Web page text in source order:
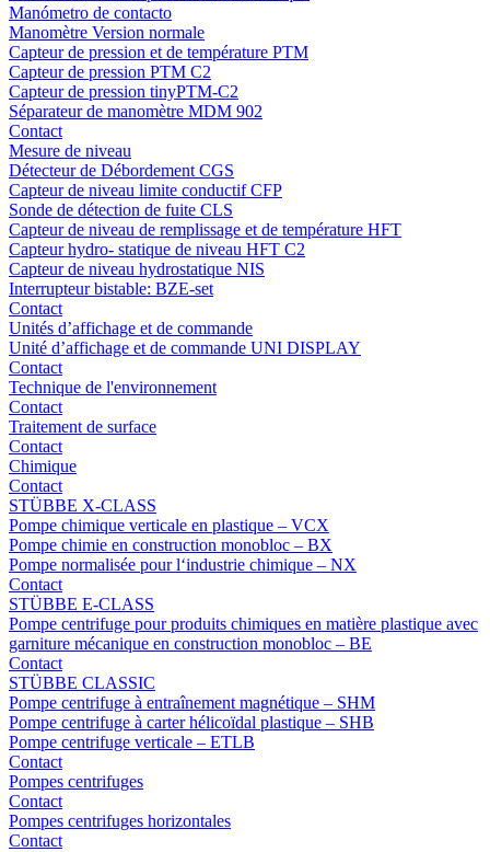
Manómetro de contacto
Manomètre Version normale
Capteur de pression et de température PTM
Capteur de pression PTM C2
Capteur de pression tinyPTM-C2
Séparateur de manomètre MDM 902
Contact
Mesure de niveau
Détecteur de Débordement CGS
Capteur de niveau limite conductif CFP
Sonde de détection de fuite CLS
Capteur de niveau de remplissage et de température HFT
Capteur hydro- statique de niveau HFT C2
Capteur de niveau hydrostatique NIS
Interrupteur bistable: BZE-set
Contact
Unités d’affichage et de commande
Unité d’affichage et de commande UNI DISPLAY
Contact
Technique de l'environnement
Contact
Traitement de surface
Contact
Chimique
Contact
STÜBBE X-CLASS
Pompe chimique verticale en plastique – VCX
Pompe chimie en construction monobloc – BX
Pompe normalisée pour l‘industrie chimique – NX
Contact
STÜBBE E-CLASS
Pompe centrifuge pour produits chimiques en matière plastique avec
garniture mécanique en construction monobloc – BE
Contact
STÜBBE CLASSIC
Pompe centrifuge à entraînement magnétique – SHM
Pompe centrifuge à carter hélicoïdal plastique – SHB
Pompe centrifuge verticale – ETLB
Contact
Pompes centrifuges
Contact
Pompes centrifuges horizontales
Contact